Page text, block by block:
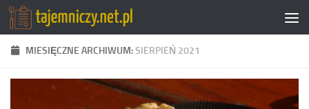
Przejdź do treści
MIESIĘCZNE ARCHIWUM:SIERPIEŃ 2021